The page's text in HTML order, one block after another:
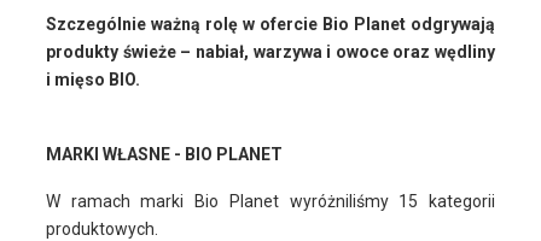
Szczególnie ważną rolę w ofercie Bio Planet odgrywają
produkty świeże – nabiał, warzywa i owoce oraz wędliny
i mięso BIO.
MARKI WŁASNE - BIO PLANET
W ramach marki Bio Planet wyróżniliśmy 15 kategorii
produktowych.